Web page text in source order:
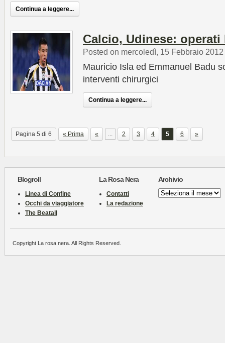
Continua a leggere...
Calcio, Udinese: operati
Posted on mercoledì, 15 Febbraio 2012
Mauricio Isla ed Emmanuel Badu
interventi chirurgici
Continua a leggere...
Pagina 5 di 6 « Prima « ... 2 3 4 5 6 »
Blogroll
Linea di Confine
Occhi da viaggiatore
The Beatall
La Rosa Nera
Contatti
La redazione
Archivio
Archivio
Copyright La rosa nera. All Rights Reserved.